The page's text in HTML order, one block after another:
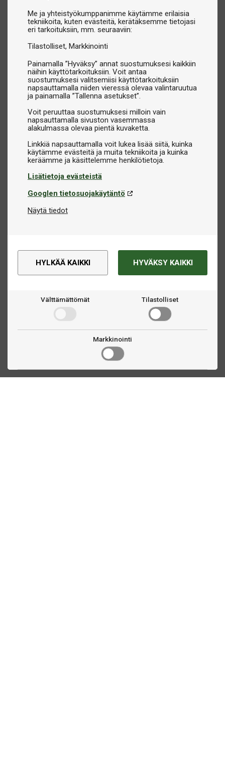
Me ja yhteistyökumppanimme käytämme erilaisia
tekniikoita, kuten evästeitä, kerätäksemme tietojasi
eri tarkoituksiin, mm. seuraaviin:
Tilastolliset Markkinointi
Painamalla ”Hyväksy” annat suostumuksesi kaikkiin
näihin käyttötarkoituksiin. Voit antaa
suostumuksesi valitsemiisi käyttötarkoituksiin
napsauttamalla niiden vieressä olevaa valintaruutua
ja painamalla ”Tallenna asetukset”.
Voit peruuttaa suostumuksesi milloin vain
napsauttamalla sivuston vasemmassa
alakulmassa olevaa pientä kuvaketta.
Linkkiä napsauttamalla voit lukea lisää siitä, kuinka
käytämme evästeitä ja muita tekniikoita ja kuinka
Lisätietoja evästeistä
Googlen tietosuojakäytäntö
Näytä tiedot
HYLKÄÄ KAIKKI HYVÄKSY KAIKKI
Välttämättömät Tilastolliset
Markkinointi